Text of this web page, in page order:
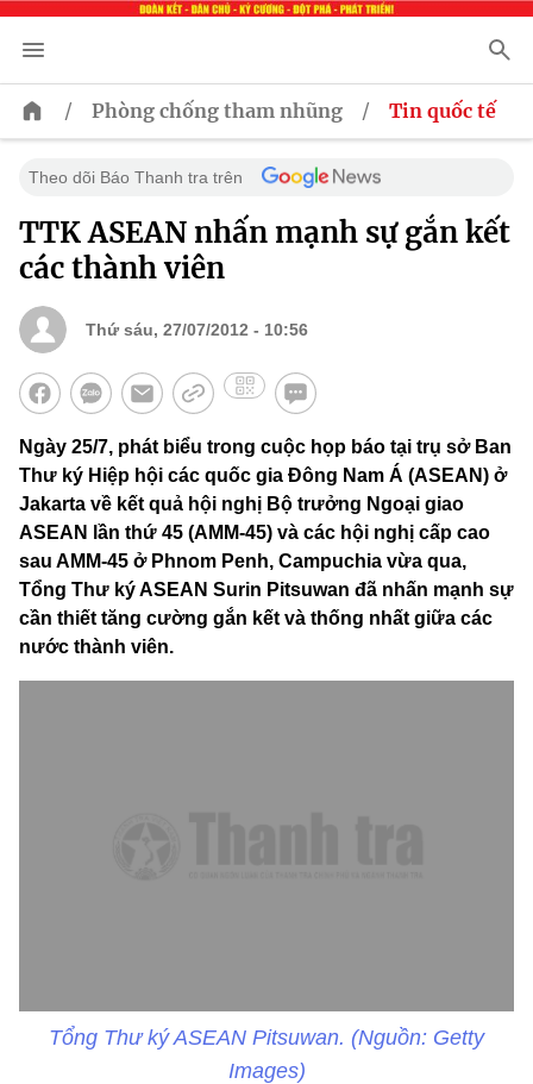
/ Phòng chống tham nhũng / Tin quốc tế
Theo dõi Báo Thanh tra trên
TTK ASEAN nhấn mạnh sự gắn kết
các thành viên
Thứ sáu, 27/07/2012 - 10:56
Ngày 25/7, phát biểu trong cuộc họp báo tại trụ sở Ban
Thư ký Hiệp hội các quốc gia Đông Nam Á (ASEAN) ở
Jakarta về kết quả hội nghị Bộ trưởng Ngoại giao
ASEAN lần thứ 45 (AMM-45) và các hội nghị cấp cao
sau AMM-45 ở Phnom Penh, Campuchia vừa qua,
Tổng Thư ký ASEAN Surin Pitsuwan đã nhấn mạnh sự
cần thiết tăng cường gắn kết và thống nhất giữa các
nước thành viên.
Tổng Thư ký ASEAN Pitsuwan. (Nguồn: Getty
Images)